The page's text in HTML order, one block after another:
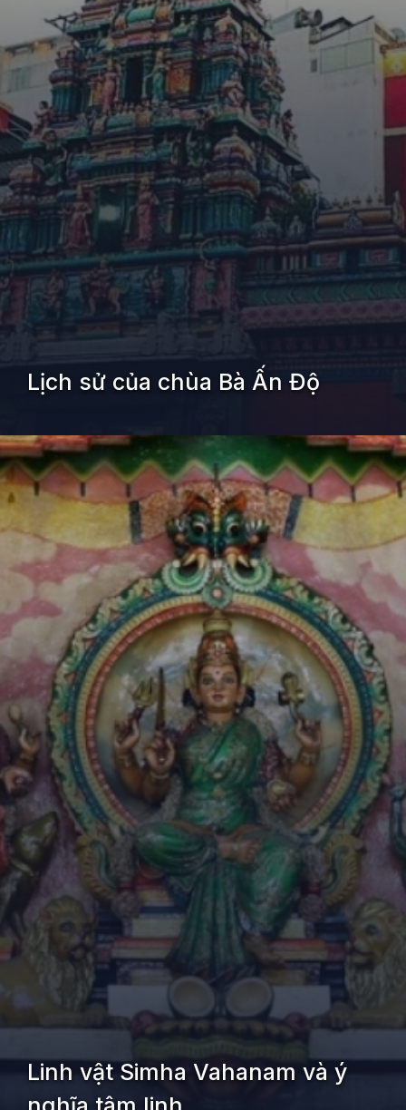
Lịch sử của chùa Bà Ấn Độ
Đang mở https://kiemvieclam.vn/dia-chi-chua-ba-an-do-o-dau
Linh vật Simha Vahanam và ý